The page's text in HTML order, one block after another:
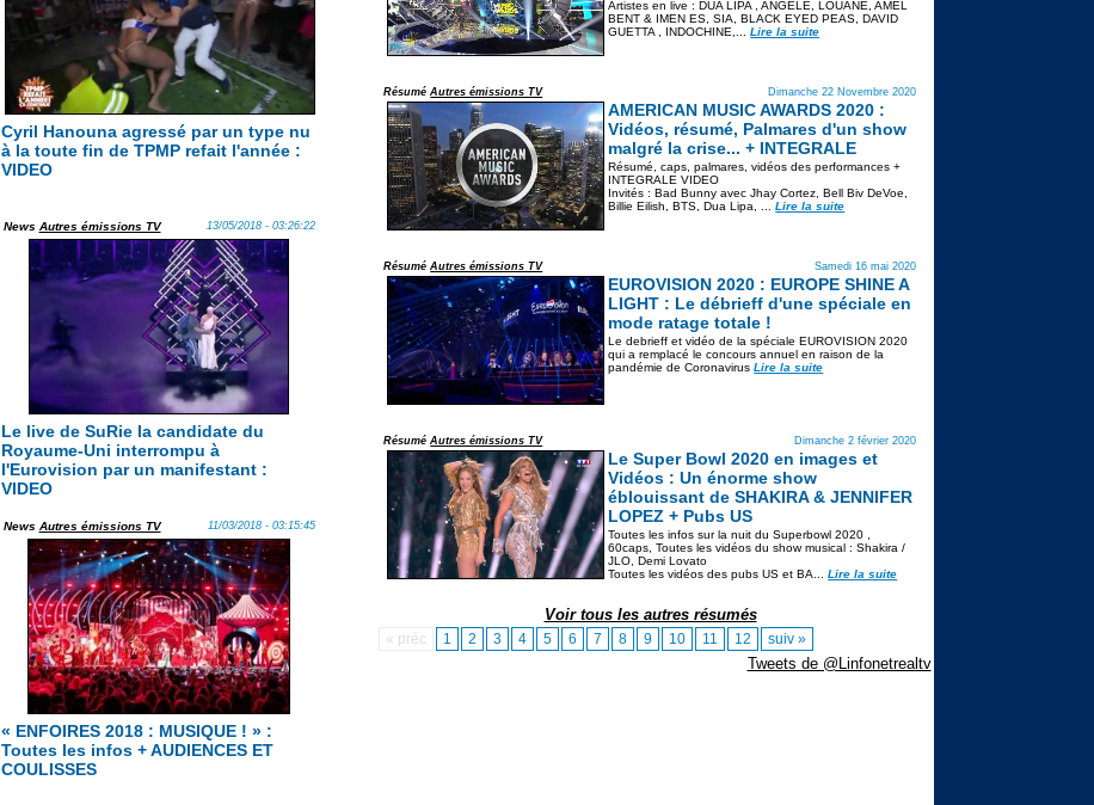
Cyril Hanouna agressé par un type nu
à la toute fin de TPMP refait l'année :
VIDEO
News Autres émissions TV 13/05/2018 - 03:26:22
Le live de SuRie la candidate du
Royaume-Uni interrompu à
l'Eurovision par un manifestant :
VIDEO
News Autres émissions TV 11/03/2018 - 03:15:45
« ENFOIRES 2018 : MUSIQUE ! » :
Toutes les infos + AUDIENCES ET
COULISSES
Artistes en live : DUA LIPA , ANGELE, LOUANE, AMEL
BENT & IMEN ES, SIA, BLACK EYED PEAS, DAVID
GUETTA , INDOCHINE,...Lire la suite
RésuméAutres émissions TV Dimanche 22 Novembre 2020
AMERICAN MUSIC AWARDS 2020 :
Vidéos, résumé, Palmares d'un show
malgré la crise... + INTEGRALE
Résumé, caps, palmares, vidéos des performances +
INTEGRALE VIDEO
Invités : Bad Bunny avec Jhay Cortez, Bell Biv DeVoe,
Billie Eilish, BTS, Dua Lipa, ...Lire la suite
RésuméAutres émissions TV Samedi 16 mai 2020
EUROVISION 2020 : EUROPE SHINE A
LIGHT : Le débrieff d'une spéciale en
mode ratage totale !
Le debrieff et vidéo de la spéciale EUROVISION 2020
qui a remplacé le concours annuel en raison de la
pandémie de CoronavirusLire la suite
RésuméAutres émissions TV Dimanche 2 février 2020
Le Super Bowl 2020 en images et
Vidéos : Un énorme show
éblouissant de SHAKIRA & JENNIFER
LOPEZ + Pubs US
Toutes les infos sur la nuit du Superbowl 2020 ,
60caps, Toutes les vidéos du show musical : Shakira /
JLO, Demi Lovato
Toutes les vidéos des pubs US et BA...Lire la suite
Voir tous les autres résumés
« préc 1 2 3 4 5 6 7 8 9 10 11 12 suiv »
Tweets de @Linfonetrealtv